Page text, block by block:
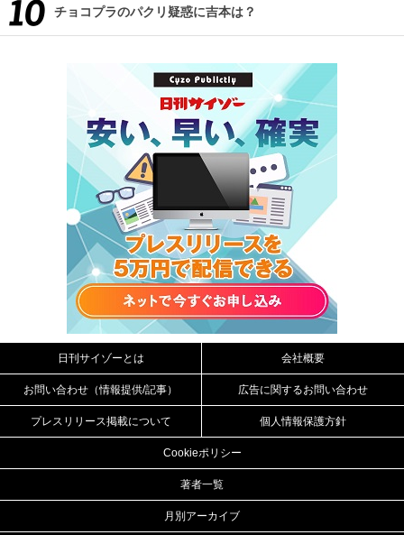
チョコプラのパクリ疑惑に吉本は？
日刊サイゾーとは 会社概要
お問い合わせ（情報提供/記事） 広告に関するお問い合わせ
プレスリリース掲載について 個人情報保護方針
Cookieポリシー
著者一覧
月別アーカイブ